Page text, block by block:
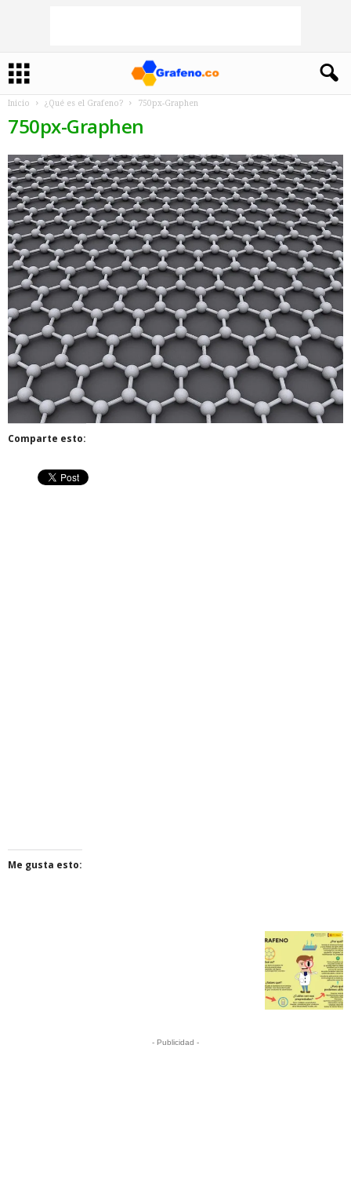
Inicio ¿Qué es el Grafeno? 750px-Graphen
750px-Graphen
Comparte esto:
Me gusta esto:
- Publicidad -